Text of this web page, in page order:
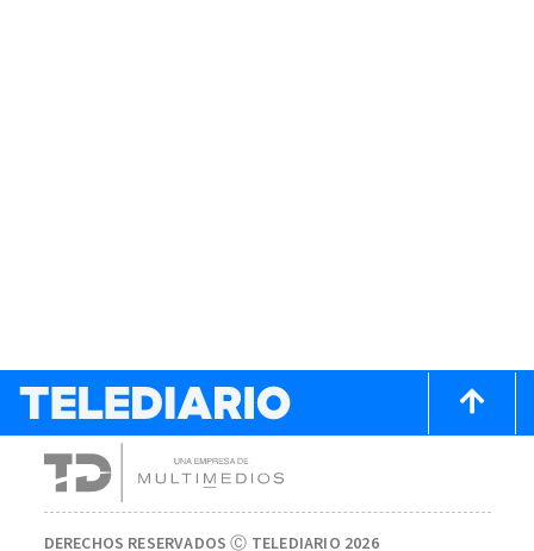
DERECHOS RESERVADOS Ⓒ TELEDIARIO 2026